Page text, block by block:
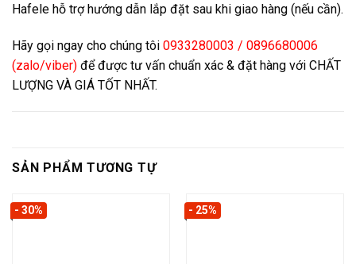
Hafele hỗ trợ hướng dẫn lắp đặt sau khi giao hàng (nếu cần).
Hãy gọi ngay cho chúng tôi 0933280003 / 0896680006
(zalo/viber) để được tư vấn chuẩn xác & đặt hàng với CHẤT
LƯỢNG VÀ GIÁ TỐT NHẤT.
SẢN PHẨM TƯƠNG TỰ
- 30% - 25%